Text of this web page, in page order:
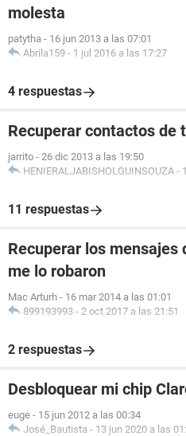
molesta
patytha - 16 jun 2013 a las 07:01
Abrila159 - 1 jul 2016 a las 17:27
4 respuestas
Recuperar contactos de
jarrito - 26 dic 2013 a las 19:50
HENIERALJABISHOLGUINSOUZA -
11 respuestas
Recuperar los mensajes
me lo robaron
Mac Arturh - 16 mar 2014 a las 01:01
899193993 - 2 oct 2017 a las 21:51
2 respuestas
Desbloquear mi chip
euge - 15 jun 2012 a las 00:34
José_Bautista - 13 jun 2020 a las